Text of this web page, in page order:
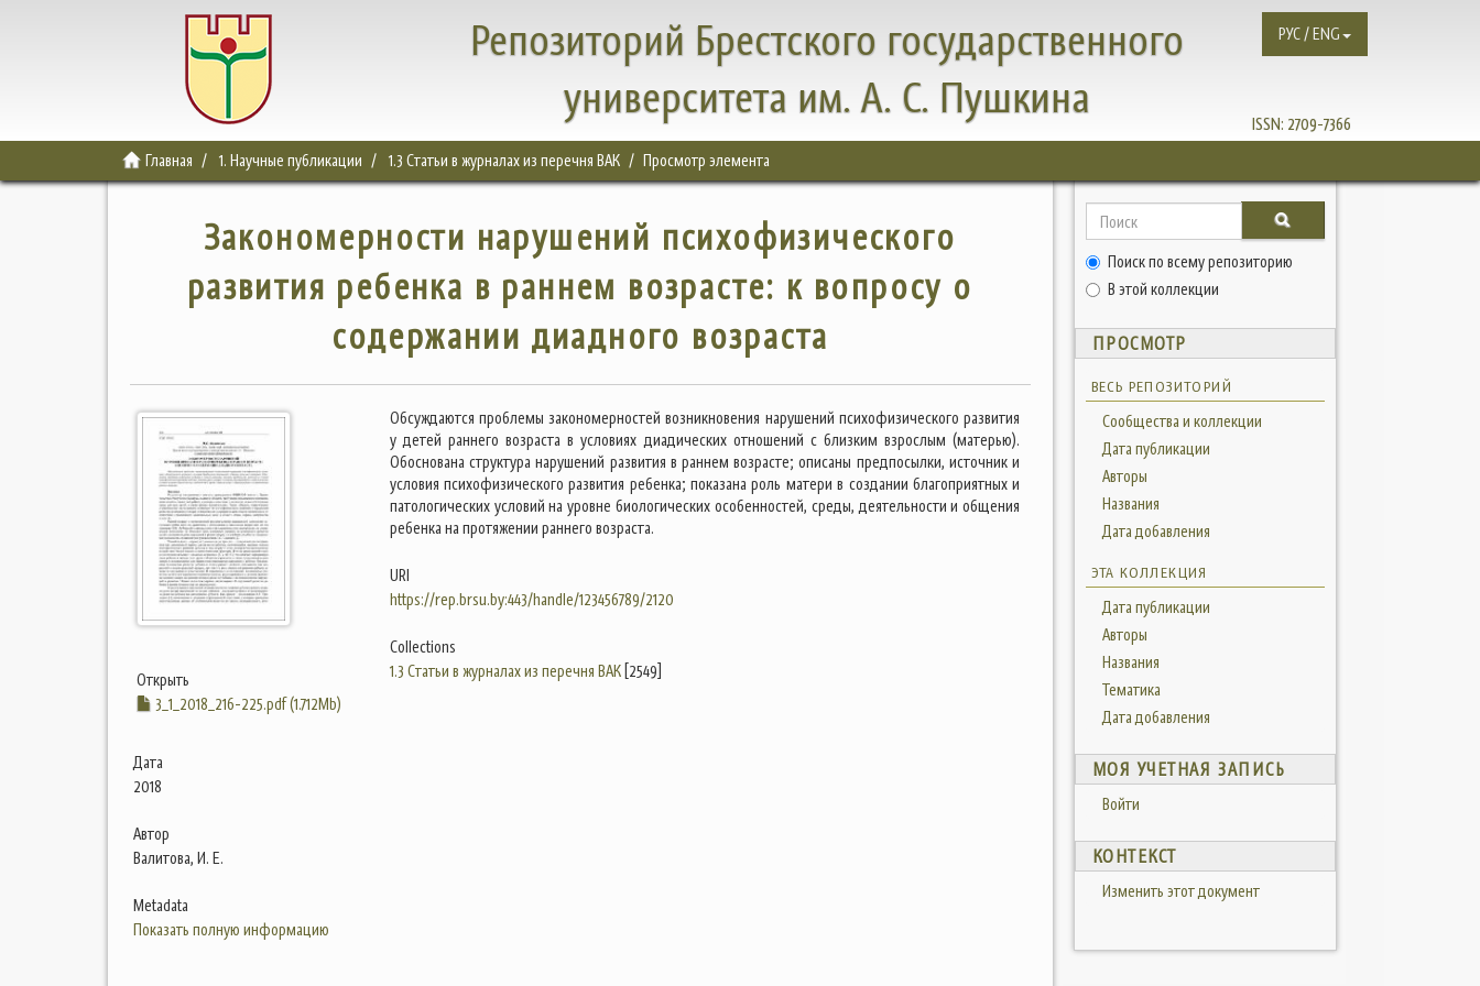
Репозиторий Брестского государственного
университета им. А. С. Пушкина
ISSN: 2709-7366
РУС / ENG
Главная 1. Научные публикации 1.3 Статьи в журналах из перечня ВАК Просмотр элемента
Закономерности нарушений психофизического
развития ребенка в раннем возрасте: к вопросу о
содержании диадного возраста
Открыть
3_1_2018_216-225.pdf (1.712Mb)
Дата
2018
Автор
Валитова, И. Е.
Metadata
Показать полную информацию
Обсуждаются проблемы закономерностей возникновения нарушений психофизического развития
у детей раннего возраста в условиях диадических отношений с близким взрослым (матерью).
Обоснована структура нарушений развития в раннем возрасте; описаны предпосылки, источник и
условия психофизического развития ребенка; показана роль матери в создании благоприятных и
патологических условий на уровне биологических особенностей, среды, деятельности и общения
ребенка на протяжении раннего возраста.
URI
https://rep.brsu.by:443/handle/123456789/2120
Collections
1.3 Статьи в журналах из перечня ВАК[2549]
Поиск по всему репозиторию
В этой коллекции
ПРОСМОТР
ВЕСЬ РЕПОЗИТОРИЙ
Сообщества и коллекции
Дата публикации
Авторы
Названия
Дата добавления
ЭТА КОЛЛЕКЦИЯ
Дата публикации
Авторы
Названия
Тематика
Дата добавления
МОЯ УЧЕТНАЯ ЗАПИСЬ
Войти
КОНТЕКСТ
Изменить этот документ